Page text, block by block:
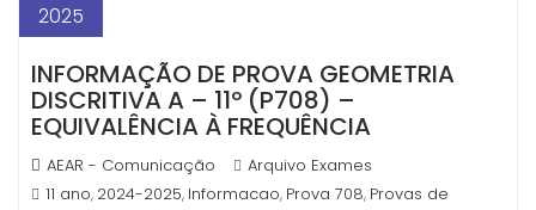
2025
INFORMAÇÃO DE PROVA GEOMETRIA
DISCRITIVA A – 11º (P708) –
EQUIVALÊNCIA À FREQUÊNCIA
AEAR - Comunicação
Arquivo Exames
11 ano, 2024-2025, Informacao, Prova 708, Provas de